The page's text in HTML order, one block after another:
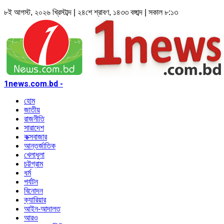
৮ই আগস্ট, ২০২৬ খ্রিস্টাব্দ | ২৪শে শ্রাবণ, ১৪৩৩ বঙ্গাব্দ | সকাল ৮:১৩
1news.com.bd -
হোম
জাতীয়
রাজনীতি
সারাদেশ
কক্সবাজার
আন্তর্জাতিক
খেলাধুলা
চট্টগ্রাম
ধর্ম
পর্যটন
বিনোদন
ক্যারিয়ার
আইন-আদালত
আরও